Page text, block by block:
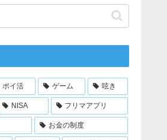
ポイ活 ゲーム 呟き
NISA フリマアプリ
お金の制度